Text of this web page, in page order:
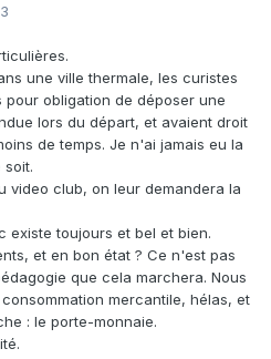
une ville thermale, les curistes
obligation de déposer une
lors du départ, et avaient droit
de temps. Je n'ai jamais eu la
soit.
video club, on leur demandera la
existe toujours et bel et bien.
et en bon état ? Ce n'est pas
que cela marchera. Nous
mercantile, hélas, et
: le porte-monnaie.